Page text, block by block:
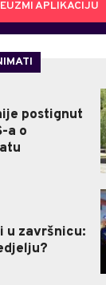
APLIKACIJU
postignut
a o
u završnicu: